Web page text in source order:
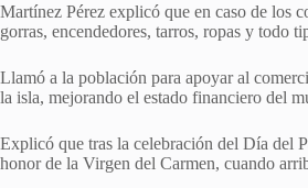
Martínez Pérez explicó que en caso de los
gorras, encendedores, tarros, ropas y todo
Llamó a la población para apoyar al
la isla, mejorando el estado financiero del
Explicó que tras la celebración del Día del
honor de la Virgen del Carmen, cuando